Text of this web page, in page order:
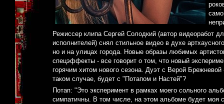
Режиссер клипа Сергей Солодкий (автор видеоработ
исполнителей) снял стильное видео в духе
но и на улицах города. Новые образы любимых
спецэффекты - все говорит о том, что новый
горячим хитом нового сезона. Дуэт с Верой
таком случае, будет с "Потапом и Настей"?
Потап: "Это эксперимент в рамках моего сольного
симпатичны. В том числе, на этом альбоме будет моя